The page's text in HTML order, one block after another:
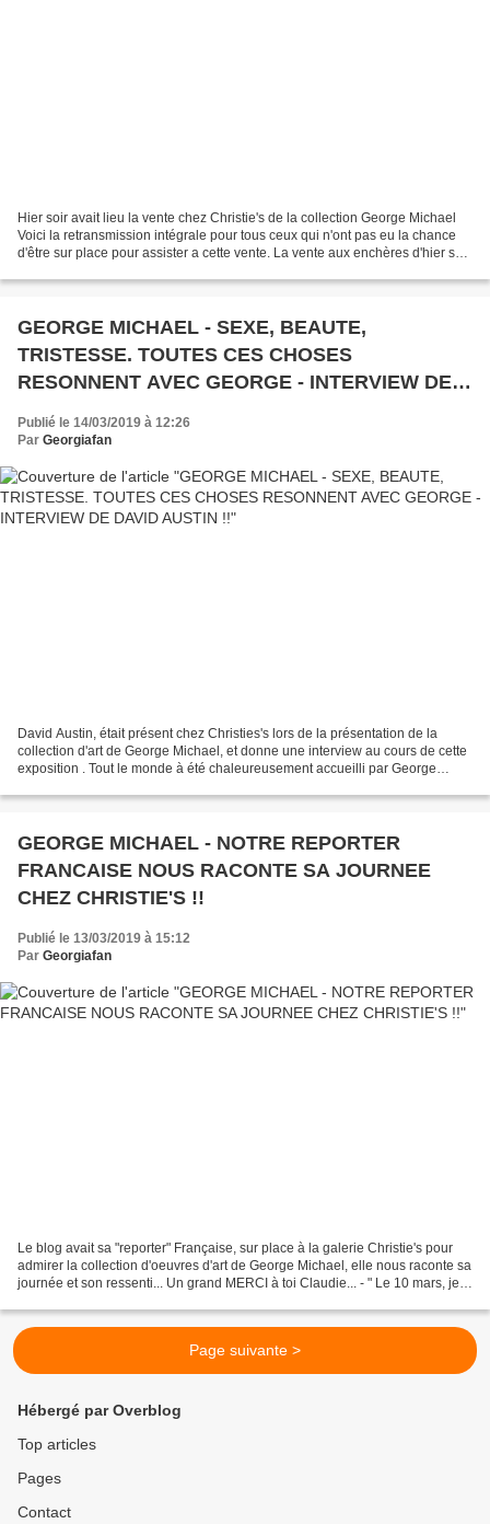
Hier soir avait lieu la vente chez Christie's de la collection George Michael
Voici la retransmission intégrale pour tous ceux qui n'ont pas eu la chance
d'être sur place pour assister a cette vente. La vente aux enchères d'hier soir
GEORGE MICHAEL - SEXE, BEAUTE,
TRISTESSE. TOUTES CES CHOSES
RESONNENT AVEC GEORGE - INTERVIEW DE
DAVID AUSTIN !!
Publié le 14/03/2019 à 12:26
Par Georgiafan
David Austin, était présent chez Christies's lors de la présentation de la
collection d'art de George Michael, et donne une interview au cours de cette
exposition . Tout le monde à été chaleureusement accueilli par George
GEORGE MICHAEL - NOTRE REPORTER
FRANCAISE NOUS RACONTE SA JOURNEE
CHEZ CHRISTIE'S !!
Publié le 13/03/2019 à 15:12
Par Georgiafan
Le blog avait sa "reporter" Française, sur place à la galerie Christie's pour
admirer la collection d'oeuvres d'art de George Michael, elle nous raconte sa
journée et son ressenti... Un grand MERCI à toi Claudie... - " Le 10 mars, je
Page suivante >
Hébergé par Overblog
Top articles
Pages
Contact